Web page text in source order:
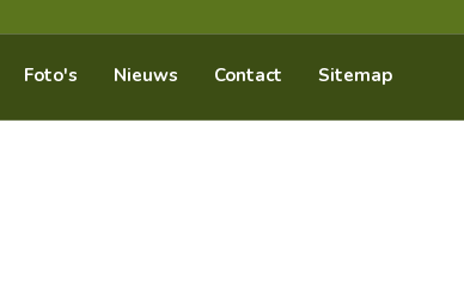
Foto's Nieuws Contact Sitemap